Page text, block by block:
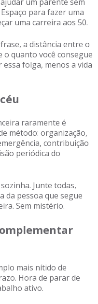
para fazer uma
uma carreira aos 50.
a distância entre o
o quanto você consegue
folga, menos a vida
raramente é
método: organização,
contribuição
periódica do
Junte todas,
da pessoa que segue
Sem mistério.
mais nítido de
Hora de parar de
ativo.